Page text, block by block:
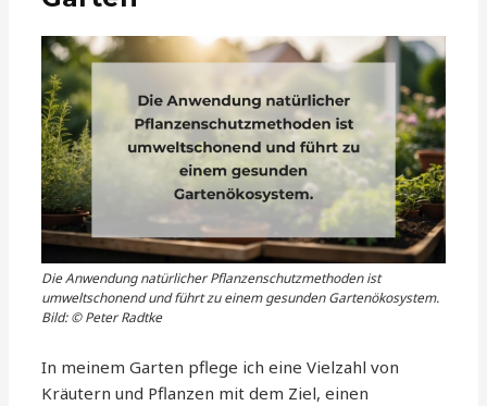
Die Anwendung natürlicher Pflanzenschutzmethoden ist
umweltschonend und führt zu einem gesunden Gartenökosystem.
Bild: © Peter Radtke
In meinem Garten pflege ich eine Vielzahl von
Kräutern und Pflanzen mit dem Ziel, einen